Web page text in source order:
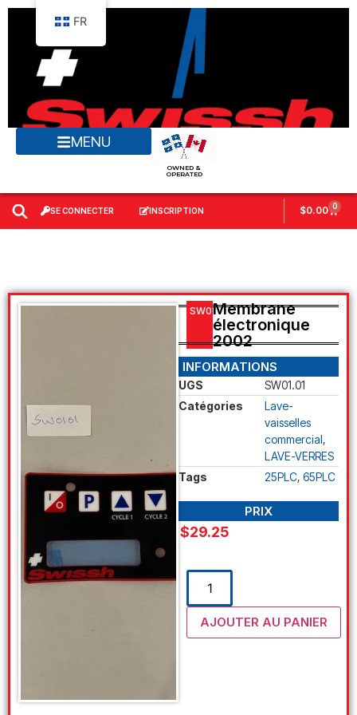
MENU
OWNED &
OPERATED
SE CONNECTER INSCRIPTION $0.00 0
SW01.01Membrane
électronique
2002
INFORMATIONS
UGS
SW01.01
Catégories
Lave-
vaisselles
commercial,
LAVE-VERRES
Tags
25PLC, 65PLC
PRIX
$29.25
AJOUTER AU PANIER
FR